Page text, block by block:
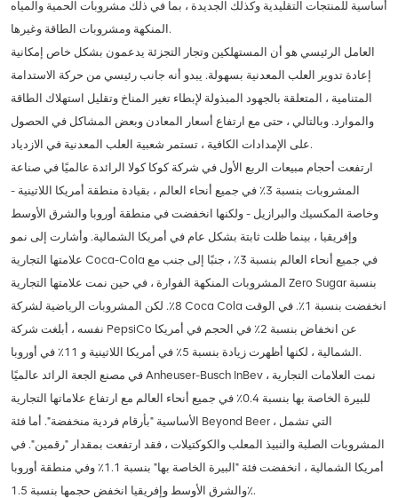
أساسية للمنتجات التقليدية وكذلك الجديدة ، بما في ذلك مشروبات الحمية والمياه
المنكهة ومشروبات الطاقة وغيرها.
العامل الرئيسي هو أن المستهلكين وتجار التجزئة يدعمون بشكل خاص إمكانية
إعادة تدوير العلب المعدنية بسهولة. يبدو أنه جانب رئيسي من حركة الاستدامة
المتنامية ، المتعلقة بالجهود المبذولة لإبطاء تغير المناخ وتقليل استهلاك الطاقة
والموارد. وبالتالي ، حتى مع ارتفاع أسعار المعادن وبعض المشاكل في الحصول
على الإمدادات الكافية ، تستمر شعبية العلب المعدنية في الازدياد.
ارتفعت أحجام مبيعات الربع الأول في شركة كوكا كولا الرائدة عالميًا في صناعة
المشروبات بنسبة 3٪ في جميع أنحاء العالم ، بقيادة منطقة أمريكا اللاتينية -
وخاصة المكسيك والبرازيل - ولكنها انخفضت في منطقة أوروبا والشرق الأوسط
وإفريقيا ، بينما ظلت ثابتة بشكل عام في أمريكا الشمالية. وأشارت إلى نمو
علامتها التجارية Coca-Cola في جميع أنحاء العالم بنسبة 3٪ ، جنبًا إلى جنب مع
المشروبات المنكهة الفوارة ، في حين نمت علامتها التجارية Zero Sugar بنسبة
8٪. لكن المشروبات الرياضية لشركة Coca Cola انخفضت بنسبة 1٪. في الوقت
نفسه ، أبلغت شركة PepsiCo عن انخفاض بنسبة 2٪ في الحجم في أمريكا
الشمالية ، لكنها أظهرت زيادة بنسبة 5٪ في أمريكا اللاتينية و 11٪ في أوروبا.
في مصنع الجعة الرائد عالميًا Anheuser-Busch InBev ، نمت العلامات التجارية
للبيرة الخاصة بها بنسبة 0.4٪ في جميع أنحاء العالم مع ارتفاع علاماتها التجارية
الأساسية "بأرقام فردية منخفضة". أما فئة Beyond Beer ، التي تشمل
المشروبات الصلبة والنبيذ المعلب والكوكتيلات ، فقد ارتفعت بمقدار "رقمين". في
أمريكا الشمالية ، انخفضت فئة "البيرة الخاصة بها" بنسبة 1.1٪ وفي منطقة أوروبا
والشرق الأوسط وإفريقيا انخفض حجمها بنسبة 1.5٪.